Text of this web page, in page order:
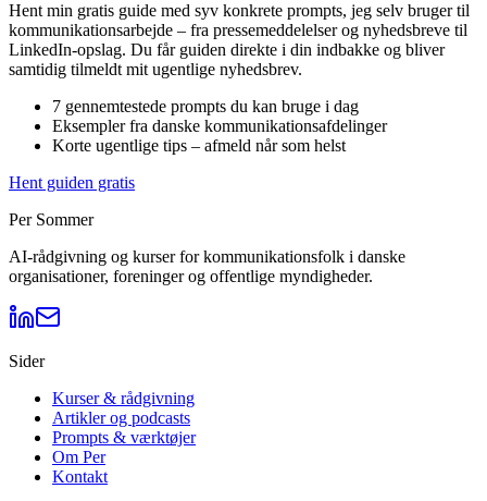
Hent min gratis guide med syv konkrete prompts, jeg selv bruger til
kommunikationsarbejde – fra pressemeddelelser og nyhedsbreve til
LinkedIn-opslag. Du får guiden direkte i din indbakke og bliver
samtidig tilmeldt mit ugentlige nyhedsbrev.
7 gennemtestede prompts du kan bruge i dag
Eksempler fra danske kommunikationsafdelinger
Korte ugentlige tips – afmeld når som helst
Hent guiden gratis
Per Sommer
AI-rådgivning og kurser for kommunikationsfolk i danske
organisationer, foreninger og offentlige myndigheder.
Sider
Kurser & rådgivning
Artikler og podcasts
Prompts & værktøjer
Om Per
Kontakt